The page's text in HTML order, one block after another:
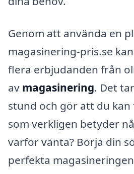
Genom att använda en
magasinering-pris.se
flera erbjudanden från
av magasinering. Det
stund och gör att du kan
som verkligen betyder
varför vänta? Börja din
perfekta